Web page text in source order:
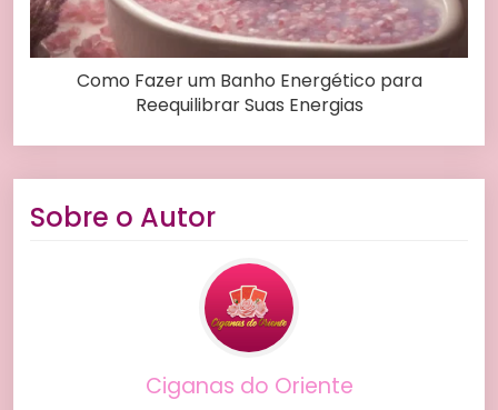
Como Fazer um Banho Energético para
Reequilibrar Suas Energias
Sobre o Autor
Ciganas do Oriente